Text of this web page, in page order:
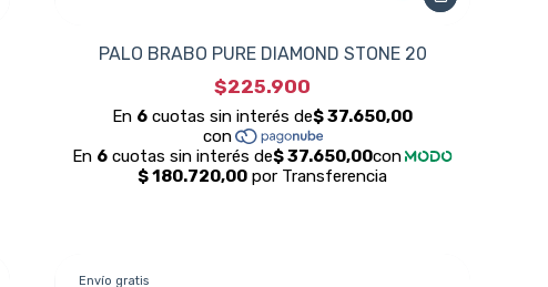
PALO BRABO PURE DIAMOND STONE 20
$225.900
Envío gratis